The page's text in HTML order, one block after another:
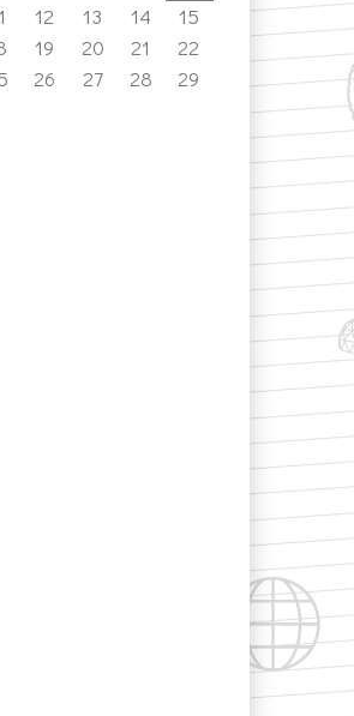
12 13 14
15
19 20 21
22
26 27 28
29